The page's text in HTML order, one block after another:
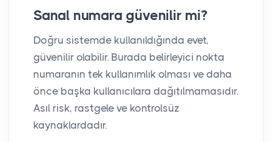
Sanal numara güvenilir mi?
Doğru sistemde kullanıldığında evet,
güvenilir olabilir. Burada belirleyici nokta
numaranın tek kullanımlık olması ve daha
önce başka kullanıcılara dağıtılmamasıdır.
Asıl risk, rastgele ve kontrolsüz
kaynaklardadır.